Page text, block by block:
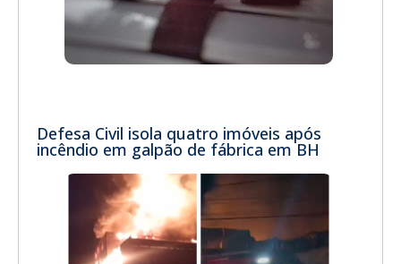
Defesa Civil isola quatro imóveis após
incêndio em galpão de fábrica em BH